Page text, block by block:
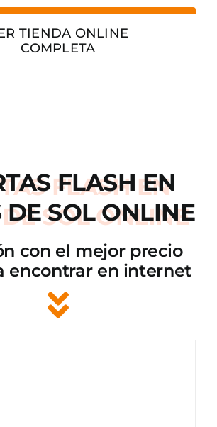
TIENDA ONLINE
COMPLETA
FLASH EN
DE SOL ONLINE
con el mejor precio
encontrar en internet